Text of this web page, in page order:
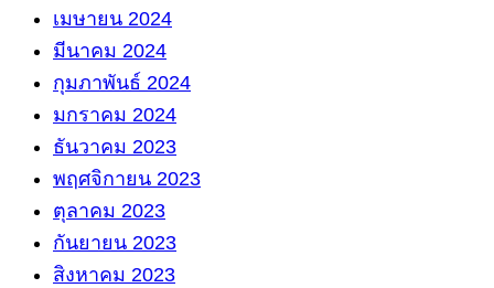
เมษายน 2024
มีนาคม 2024
กุมภาพันธ์ 2024
มกราคม 2024
ธันวาคม 2023
พฤศจิกายน 2023
ตุลาคม 2023
กันยายน 2023
สิงหาคม 2023